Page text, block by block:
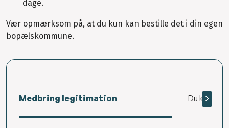
dage.
Vær opmærksom på, at du kun kan bestille det i din egen
bopælskommune.
Medbring legitimation Du kan få